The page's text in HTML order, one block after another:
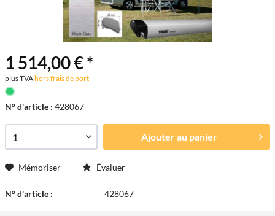
1 514,00 € *
plus TVAhors frais de port
N° d'article : 428067
Ajouter au panier
Mémoriser Évaluer
N° d'article : 428067